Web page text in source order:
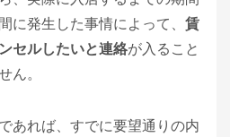
に発生した事情によって、 賃
セルしたいと連絡が入ること
ん。
あれば、すでに要望通りの内